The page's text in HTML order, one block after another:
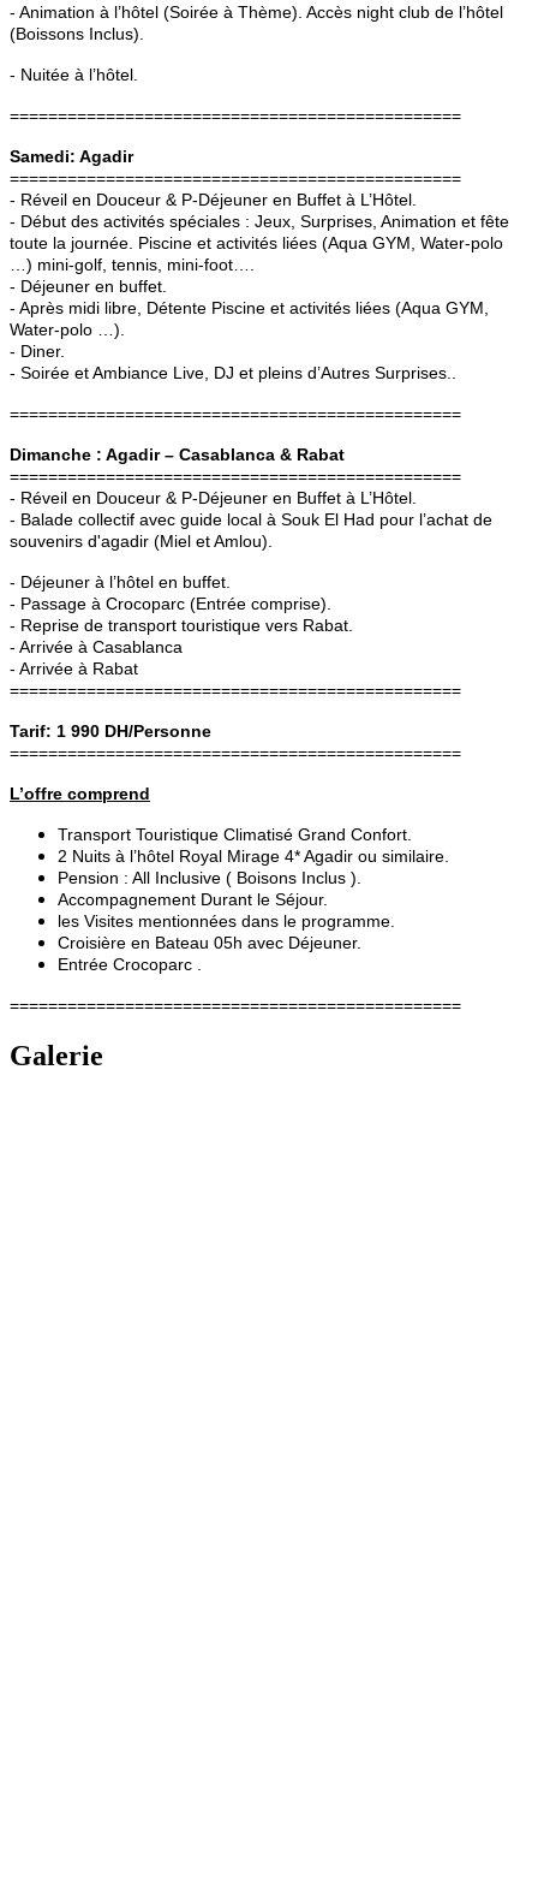
- Animation à l’hôtel (Soirée à Thème). Accès night club de l’hôtel
(Boissons Inclus).
- Nuitée à l’hôtel.
===============================================
Samedi: Agadir
===============================================
- Réveil en Douceur & P-Déjeuner en Buffet à L’Hôtel.
- Début des activités spéciales : Jeux, Surprises, Animation et fête
toute la journée. Piscine et activités liées (Aqua GYM, Water-polo
…) mini-golf, tennis, mini-foot….
- Déjeuner en buffet.
- Après midi libre, Détente Piscine et activités liées (Aqua GYM,
Water-polo …).
- Diner.
- Soirée et Ambiance Live, DJ et pleins d’Autres Surprises..
===============================================
Dimanche : Agadir – Casablanca & Rabat
===============================================
- Réveil en Douceur & P-Déjeuner en Buffet à L’Hôtel.
- Balade collectif avec guide local à Souk El Had pour l’achat de
souvenirs d'agadir (Miel et Amlou).
- Déjeuner à l’hôtel en buffet.
- Passage à Crocoparc (Entrée comprise).
- Reprise de transport touristique vers Rabat.
- Arrivée à Casablanca
- Arrivée à Rabat
===============================================
Tarif: 1 990 DH/Personne
===============================================
L’offre comprend
Transport Touristique Climatisé Grand Confort.
2 Nuits à l’hôtel Royal Mirage 4* Agadir ou similaire.
Pension : All Inclusive ( Boisons Inclus ).
Accompagnement Durant le Séjour.
les Visites mentionnées dans le programme.
Croisière en Bateau 05h avec Déjeuner.
Entrée Crocoparc .
===============================================
Galerie